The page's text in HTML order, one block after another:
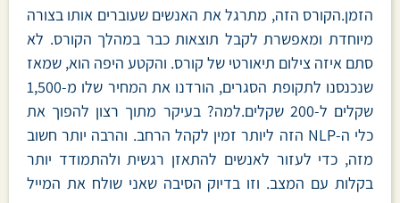
הזמן.הקורס הזה, מתרגל את האנשים שעוברים אותו בצורה
מיוחדת ומאפשרת לקבל תוצאות כבר במהלך הקורס. לא
סתם איזה צילום תיאורטי של קורס. והקטע היפה הוא, שמאז
שנכנסנו לתקופת הסגרים, הורדנו את המחיר שלו מ-1,500
שקלים ל-200 שקלים.למה? בעיקר מתוך רצון להפוך את
כלי ה-NLP הזה ליותר זמין לקהל הרחב. והרבה יותר חשוב
מזה, כדי לעזור לאנשים להתאזן רגשית ולהתמודד יותר
בקלות עם המצב. וזו בדיוק הסיבה שאני שולח את המייל